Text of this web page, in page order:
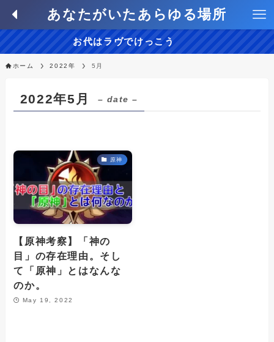
あなたがいたあらゆる場所
お代はラヴでけっこう
ホーム 2022年 5月
2022年5月 – date –
原神
【原神考察】「神の
目」の存在理由。そし
て「原神」とはなんな
のか。
May 19, 2022